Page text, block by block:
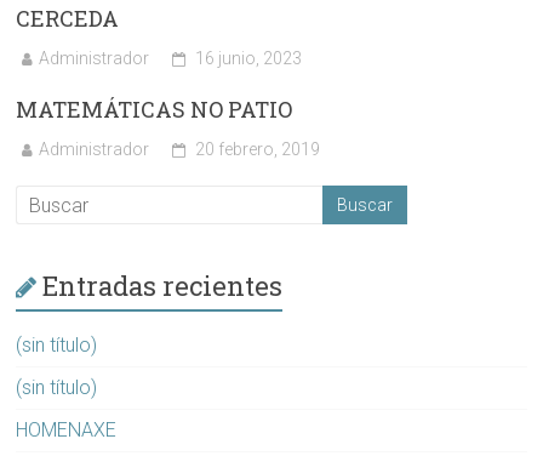
CERCEDA
Administrador 16 junio, 2023
MATEMÁTICAS NO PATIO
Administrador 20 febrero, 2019
Entradas recientes
(sin título)
(sin título)
HOMENAXE